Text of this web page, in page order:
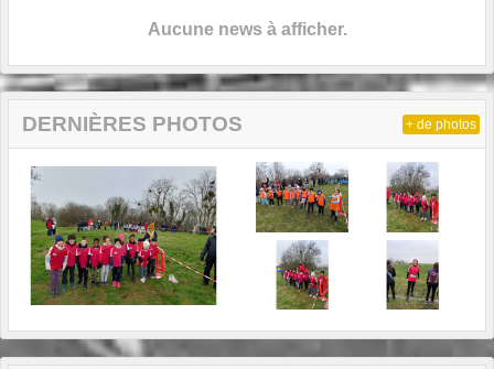
Aucune news à afficher.
DERNIÈRES PHOTOS + de photos